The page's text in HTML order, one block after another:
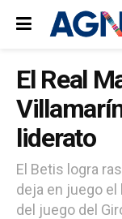
El Real
liderato
El Betis logra
deja en juego el
del juego del